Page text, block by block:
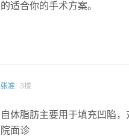
的适合你的手术方案。
张准 3楼
自体脂肪主要用于填充凹陷
院面诊